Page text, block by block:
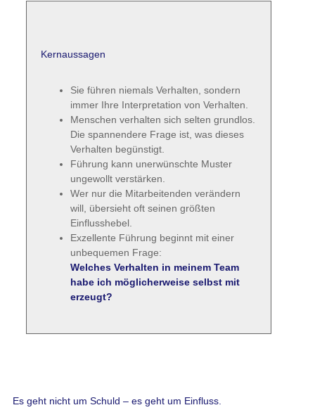
Kernaussagen
Sie führen niemals Verhalten, sondern
immer Ihre Interpretation von Verhalten.
Menschen verhalten sich selten grundlos.
Die spannendere Frage ist, was dieses
Verhalten begünstigt.
Führung kann unerwünschte Muster
ungewollt verstärken.
Wer nur die Mitarbeitenden verändern
will, übersieht oft seinen größten
Einflusshebel.
Exzellente Führung beginnt mit einer
unbequemen Frage:
Welches Verhalten in meinem Team
habe ich möglicherweise selbst mit
erzeugt?
Es geht nicht um Schuld – es geht um Einfluss.